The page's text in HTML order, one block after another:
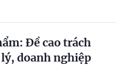
Đề cao trách
doanh nghiệp